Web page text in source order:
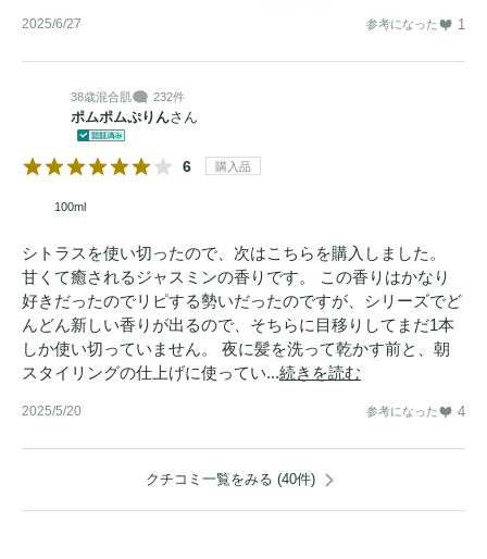
2025/6/27 参考になった 1
38歳混合肌 232件
ポムポムぷりんさん
6 購入品
100ml
シトラスを使い切ったので、次はこちらを購入しました。
甘くて癒されるジャスミンの香りです。 この香りはかなり
好きだったのでリピする勢いだったのですが、シリーズでど
んどん新しい香りが出るので、そちらに目移りしてまだ1本
しか使い切っていません。 夜に髪を洗って乾かす前と、朝
スタイリングの仕上げに使ってい...続きを読む
2025/5/20 参考になった 4
クチコミ一覧をみる (40件)